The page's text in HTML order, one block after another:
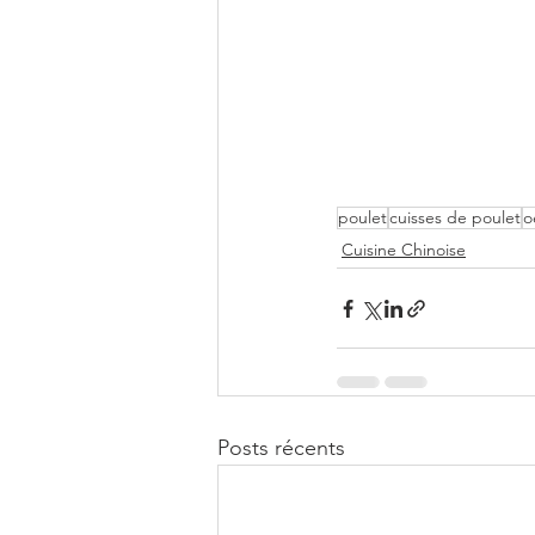
pouletcuisses de poulet
Cuisine Chinoise
Posts récents